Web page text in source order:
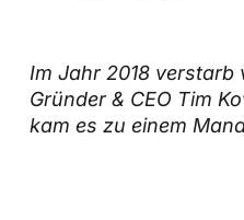
Im Jahr 2018
Gründer & CEO Tim
kam es zu einem